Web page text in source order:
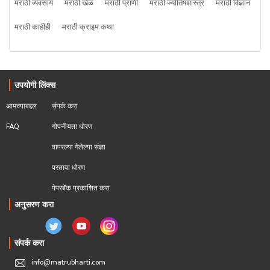
मराठी व्यवसाय मराठी खेळ मराठी प्राणी मराठी ज्योतिषशास्त्र
मराठी विज्ञान
मराठी काहीही
मराठी क्राइम कथा
उपयोगी लिंक्स
आमच्याबद्दल
FAQ
संपर्क करा
गोपनीयता धोरण
वापरल्या गेलेल्या संज्ञा
परतावा धोरण
पेपरबॅक प्रकाशित करा
अनुसरण करा
संपर्क करा
info@matrubharti.com